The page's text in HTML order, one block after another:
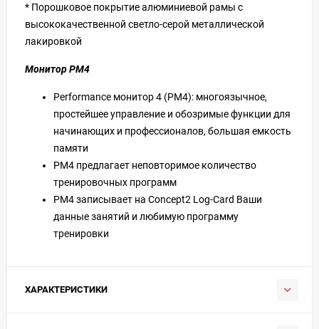
* Порошковое покрытие алюминиевой рамы с
высококачественной светло-серой металлической
лакировкой
Монитор PM4
Performance монитор 4 (PM4): многоязычное,
простейшее управление и обозримые функции для
начинающих и профессионалов, большая емкость
памяти
PM4 предлагает неповторимое количество
тренировочных программ
PM4 записывает на Concept2 Log-Card Ваши
данные занятий и любимую программу
тренировки
ХАРАКТЕРИСТИКИ